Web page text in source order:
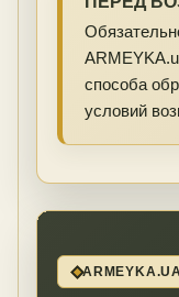
способа
условий